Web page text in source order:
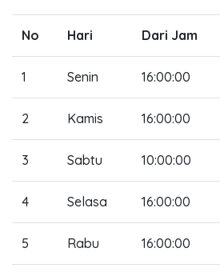
No Hari Dari Jam
1 Senin 16:00:00
2 Kamis 16:00:00
3 Sabtu 10:00:00
4 Selasa 16:00:00
5 Rabu 16:00:00